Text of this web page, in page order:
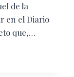
de la
en el Diario
que,…